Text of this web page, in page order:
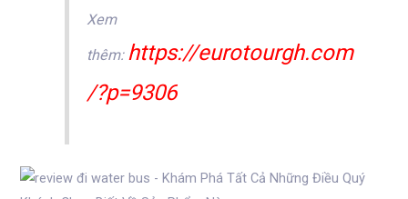
Xem
thêm: https://eurotourgh.com
/?p=9306